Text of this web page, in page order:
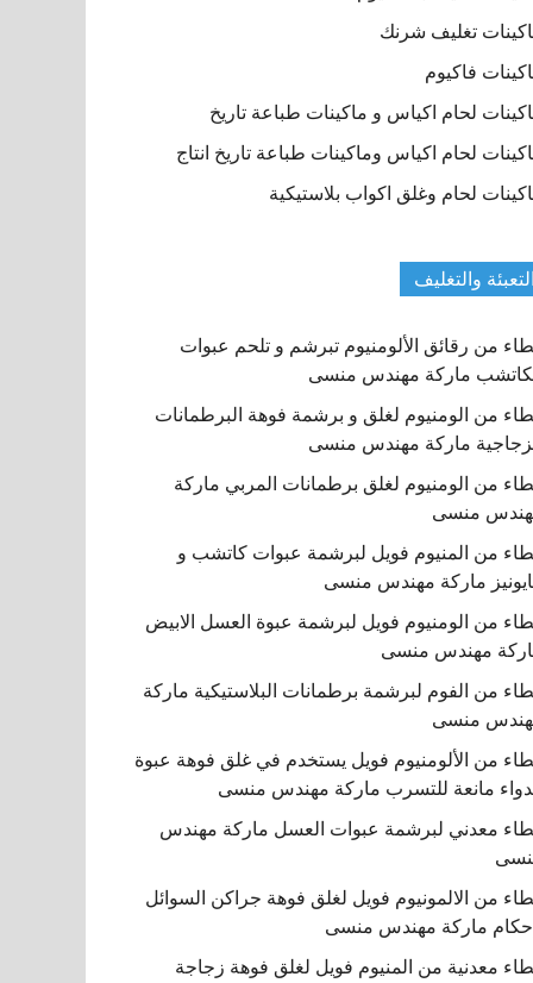
تغليف شرنك
فاكيوم
لحام اكياس و ماكينات طباعة تاريخ
لحام اكياس وماكينات طباعة تاريخ انتاج
لحام وغلق اكواب بلاستيكية
التعبئة والتغليف
من رقائق الألومنيوم تبرشم و تلحم عبوات
ماركة مهندس منسى
من الومنيوم لغلق و برشمة فوهة البرطمانات
ماركة مهندس منسى
من الومنيوم لغلق برطمانات المربي ماركة
منسى
من المنيوم فويل لبرشمة عبوات كاتشب و
ماركة مهندس منسى
من الومنيوم فويل لبرشمة عبوة العسل الابيض
مهندس منسى
من الفوم لبرشمة برطمانات البلاستيكية ماركة
منسى
من الألومنيوم فويل يستخدم في غلق فوهة عبوة
مانعة للتسرب ماركة مهندس منسى
معدني لبرشمة عبوات العسل ماركة مهندس
من الالمونيوم فويل لغلق فوهة جراكن السوائل
ماركة مهندس منسى
معدنية من المنيوم فويل لغلق فوهة زجاجة